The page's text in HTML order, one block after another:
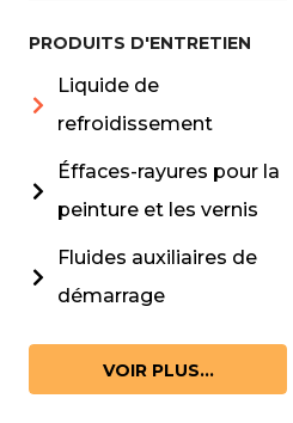
PRODUITS D'ENTRETIEN
Liquide de
refroidissement
Éffaces-rayures pour la
peinture et les vernis
Fluides auxiliaires de
démarrage
VOIR PLUS...